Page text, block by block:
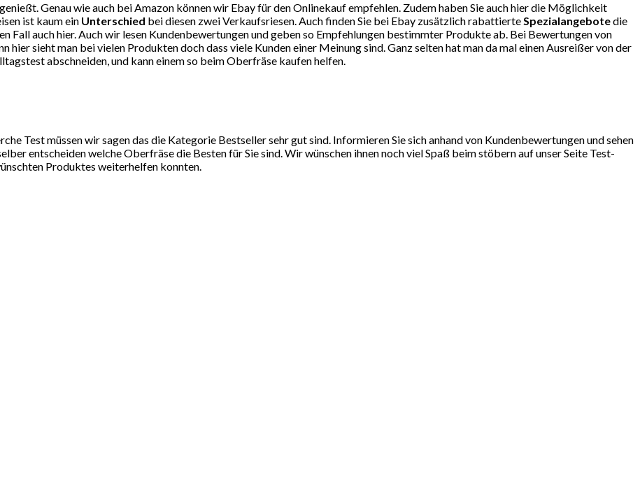
genießt. Genau wie auch bei Amazon können wir Ebay für den Onlinekauf empfehlen. Zudem haben Sie auch hier die Möglichkeit
ist kaum ein Unterschied bei diesen zwei Verkaufsriesen. Auch finden Sie bei Ebay zusätzlich rabattierteSpezialangebotedie
Fall auch hier. Auch wir lesen Kundenbewertungen und geben so Empfehlungen bestimmter Produkte ab. Bei Bewertungen von
hier sieht man bei vielen Produkten doch dass viele Kunden einer Meinung sind. Ganz selten hat man da mal einen Ausreißer von der
abschneiden, und kann einem so beim Oberfräse kaufen helfen.
Test müssen wir sagen das die Kategorie Bestseller sehr gut sind. Informieren Sie sich anhand von Kundenbewertungen und sehen
entscheiden welche Oberfräse die Besten für Sie sind. Wir wünschen ihnen noch viel Spaß beim stöbern auf unser Seite Test-
Produktes weiterhelfen konnten.